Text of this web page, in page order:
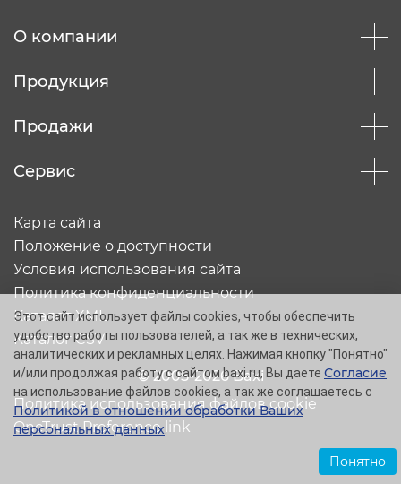
О компании
Продукция
Продажи
Сервис
© 2005-2026 Baxi
Карта сайта
Положение о доступности
Условия использования сайта
Политика конфиденциальности
Каталог XML
Каталог CSV
Политика использования файлов cookie
OneTrust Preference link
Этот сайт использует файлы cookies, чтобы обеспечить
удобство работы пользователей, а так же в технических,
аналитических и рекламных целях. Нажимая кнопку "Понятно"
и/или продолжая работу с сайтом baxi.ru, Вы даете Согласие
на использование файлов cookies, а так же соглашаетесь с
Политикой в отношении обработки Ваших
персональных данных.
Понятно